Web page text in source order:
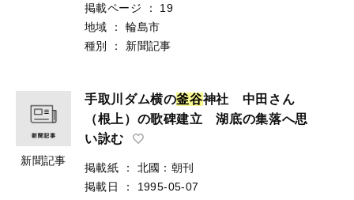
掲載ページ
：
19
地域
：
輪島市
種別
： 新聞記事
新聞記事
手取川ダム横の釜谷神社 中田さん
（根上）の歌碑建立 湖底の集落へ思
い詠む
掲載紙 ：
北國：朝刊
掲載日
：
1995-05-07